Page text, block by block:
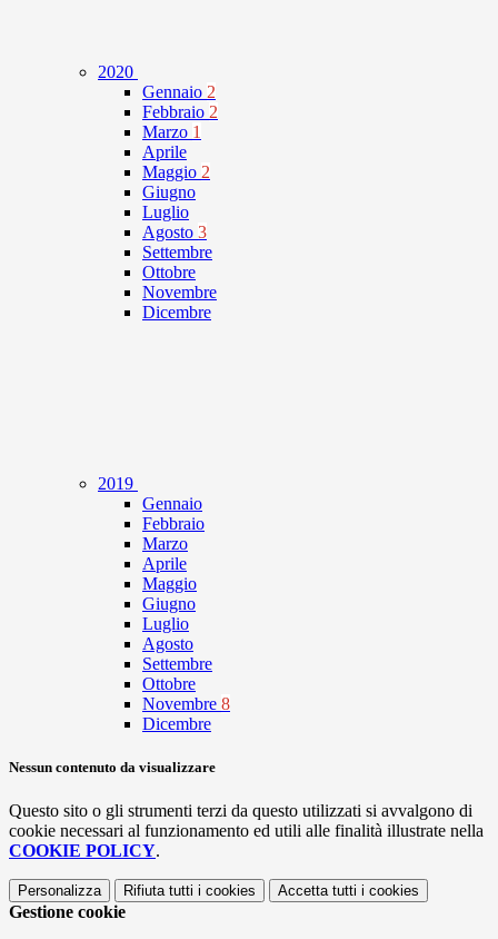
2020
Gennaio 2
Febbraio 2
Marzo 1
Aprile
Maggio 2
Giugno
Luglio
Agosto 3
Settembre
Ottobre
Novembre
Dicembre
2019
Gennaio
Febbraio
Marzo
Aprile
Maggio
Giugno
Luglio
Agosto
Settembre
Ottobre
Novembre 8
Dicembre
Nessun contenuto da visualizzare
Questo sito o gli strumenti terzi da questo utilizzati si avvalgono di
cookie necessari al funzionamento ed utili alle finalità illustrate nella
COOKIE POLICY.
Personalizza Rifiuta tutti i cookies Accetta tutti i cookies
Gestione cookie